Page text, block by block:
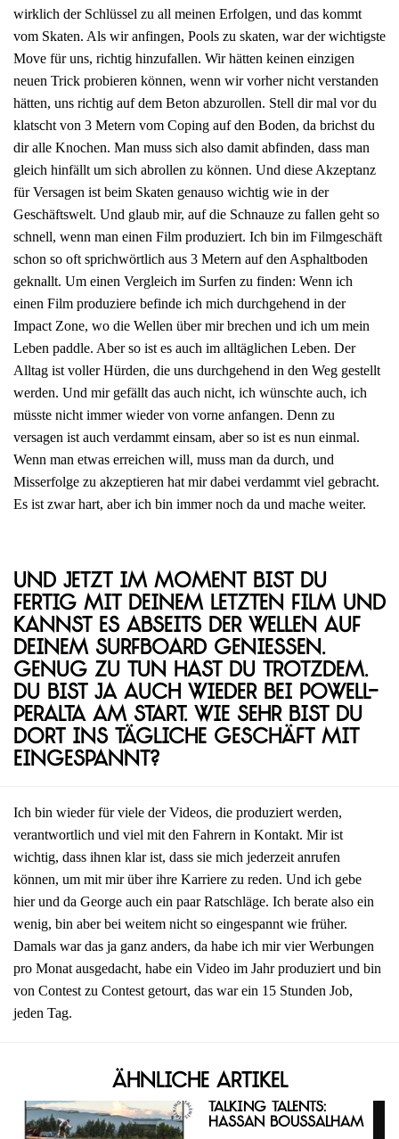
wirklich der Schlüssel zu all meinen Erfolgen, und das kommt
vom Skaten. Als wir anfingen, Pools zu skaten, war der wichtigste
Move für uns, richtig hinzufallen. Wir hätten keinen einzigen
neuen Trick probieren können, wenn wir vorher nicht verstanden
hätten, uns richtig auf dem Beton abzurollen. Stell dir mal vor du
klatscht von 3 Metern vom Coping auf den Boden, da brichst du
dir alle Knochen. Man muss sich also damit abfinden, dass man
gleich hinfällt um sich abrollen zu können. Und diese Akzeptanz
für Versagen ist beim Skaten genauso wichtig wie in der
Geschäftswelt. Und glaub mir, auf die Schnauze zu fallen geht so
schnell, wenn man einen Film produziert. Ich bin im Filmgeschäft
schon so oft sprichwörtlich aus 3 Metern auf den Asphaltboden
geknallt. Um einen Vergleich im Surfen zu finden: Wenn ich
einen Film produziere befinde ich mich durchgehend in der
Impact Zone, wo die Wellen über mir brechen und ich um mein
Leben paddle. Aber so ist es auch im alltäglichen Leben. Der
Alltag ist voller Hürden, die uns durchgehend in den Weg gestellt
werden. Und mir gefällt das auch nicht, ich wünschte auch, ich
müsste nicht immer wieder von vorne anfangen. Denn zu
versagen ist auch verdammt einsam, aber so ist es nun einmal.
Wenn man etwas erreichen will, muss man da durch, und
Misserfolge zu akzeptieren hat mir dabei verdammt viel gebracht.
Es ist zwar hart, aber ich bin immer noch da und mache weiter.
Und jetzt im Moment bist du
fertig mit deinem letzten Film und
kannst es abseits der Wellen auf
deinem Surfboard genießen.
Genug zu tun hast du trotzdem.
Du bist ja auch wieder bei Powell-
Peralta am Start. Wie sehr bist du
dort ins tägliche Geschäft mit
eingespannt?
Ich bin wieder für viele der Videos, die produziert werden,
verantwortlich und viel mit den Fahrern in Kontakt. Mir ist
wichtig, dass ihnen klar ist, dass sie mich jederzeit anrufen
können, um mit mir über ihre Karriere zu reden. Und ich gebe
hier und da George auch ein paar Ratschläge. Ich berate also ein
wenig, bin aber bei weitem nicht so eingespannt wie früher.
Damals war das ja ganz anders, da habe ich mir vier Werbungen
pro Monat ausgedacht, habe ein Video im Jahr produziert und bin
von Contest zu Contest getourt, das war ein 15 Stunden Job,
jeden Tag.
Ähnliche Artikel
Talking Talents:
Hassan Boussalham